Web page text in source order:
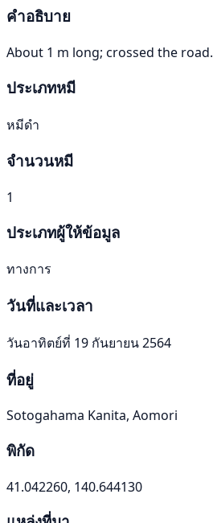
คำอธิบาย
About 1 m long; crossed the road.
ประเภทหมี
หมีดำ
จำนวนหมี
1
ประเภทผู้ให้ข้อมูล
ทางการ
วันที่และเวลา
วันอาทิตย์ที่ 19 กันยายน 2564
ที่อยู่
Sotogahama Kanita, Aomori
พิกัด
41.042260, 140.644130